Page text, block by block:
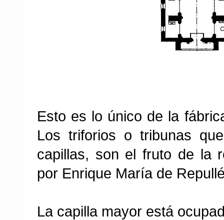
Esto es lo único de la
Los triforios o tribunas
capillas, son el fruto de la
por Enrique María de
La capilla mayor está